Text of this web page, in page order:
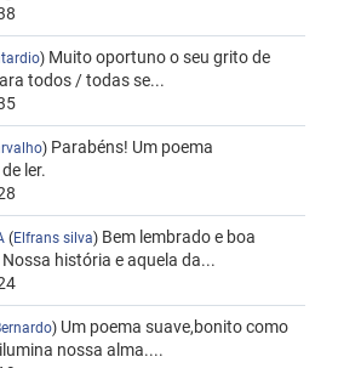
) Muito oportuno o seu grito de
todos / todas se...
) Parabéns! Um poema
ler.
(Elfrans silva) Bem lembrado e boa
história e aquela da...
) Um poema suave,bonito como
nossa alma....